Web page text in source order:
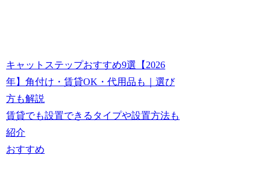
キャットステップおすすめ9選【2026
年】角付け・賃貸OK・代用品も｜選び
方も解説
賃貸でも設置できるタイプや設置方法も
紹介
おすすめ